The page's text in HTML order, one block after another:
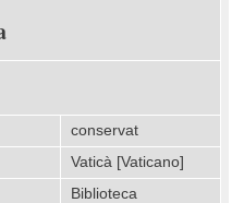
conservat
Vaticà [Vaticano]
Biblioteca